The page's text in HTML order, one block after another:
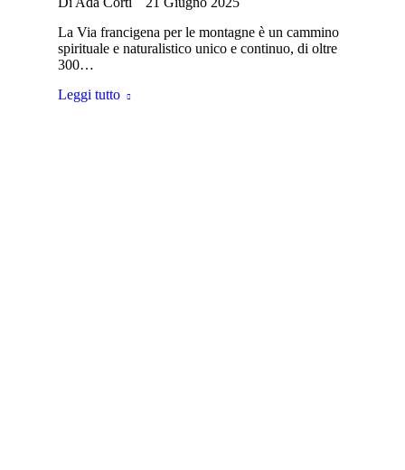
La Via francigena per le montagne è un cammino
spirituale e naturalistico unico e continuo, di oltre
300…
Leggi tutto